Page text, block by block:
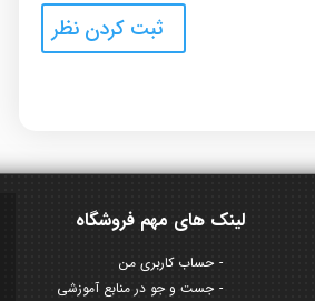
لینک های مهم فروشگاه
حساب کاربری من
جست و جو در منابع آموزشی